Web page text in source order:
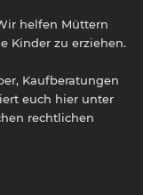
helfen Müttern
Kinder zu erziehen.
Kaufberatungen
euch hier unter
rechtlichen